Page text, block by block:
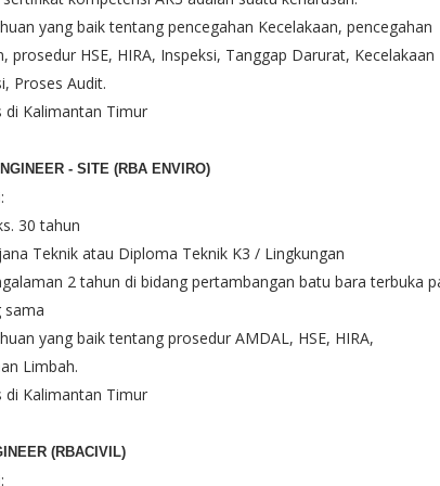
yang baik tentang pencegahan Kecelakaan, pencegahan
prosedur HSE, HIRA, Inspeksi, Tanggap Darurat, Kecelakaan
Proses Audit.
di Kalimantan Timur
- SITE (RBA ENVIRO)
30 tahun
Teknik atau Diploma Teknik K3 / Lingkungan
2 tahun di bidang pertambangan batu bara terbuka
sama
yang baik tentang prosedur AMDAL, HSE, HIRA,
Limbah.
di Kalimantan Timur
(RBACIVIL)